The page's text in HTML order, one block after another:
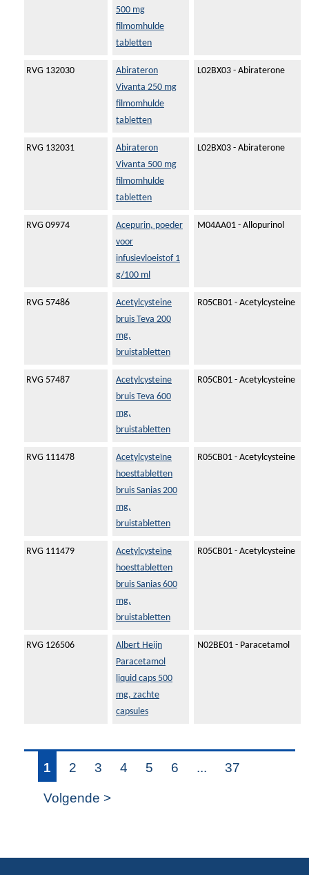
500 mg
filmomhulde
tabletten
RVG 132030
Abirateron
Vivanta 250 mg
filmomhulde
tabletten
L02BX03 - Abiraterone
RVG 132031
Abirateron
Vivanta 500 mg
filmomhulde
tabletten
L02BX03 - Abiraterone
RVG 09974
Acepurin, poeder
voor
infusievloeistof 1
g/100 ml
M04AA01 - Allopurinol
RVG 57486
Acetylcysteine
bruis Teva 200
mg,
bruistabletten
R05CB01 - Acetylcysteine
RVG 57487
Acetylcysteine
bruis Teva 600
mg,
bruistabletten
R05CB01 - Acetylcysteine
RVG 111478
Acetylcysteïne
hoesttabletten
bruis Sanias 200
mg,
bruistabletten
R05CB01 - Acetylcysteine
RVG 111479
Acetylcysteïne
hoesttabletten
bruis Sanias 600
mg,
bruistabletten
R05CB01 - Acetylcysteine
RVG 126506
Albert Heijn
Paracetamol
liquid caps 500
mg, zachte
capsules
N02BE01 - Paracetamol
1 2 3 4 5 6 ... 37
Volgende >